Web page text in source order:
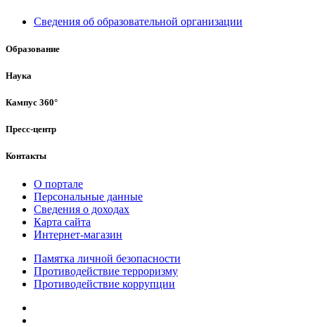
Сведения об образовательной организации
Образование
Наука
Кампус 360°
Пресс-центр
Контакты
О портале
Персональные данные
Сведения о доходах
Карта сайта
Интернет-магазин
Памятка личной безопасности
Противодействие терроризму
Противодействие коррупции